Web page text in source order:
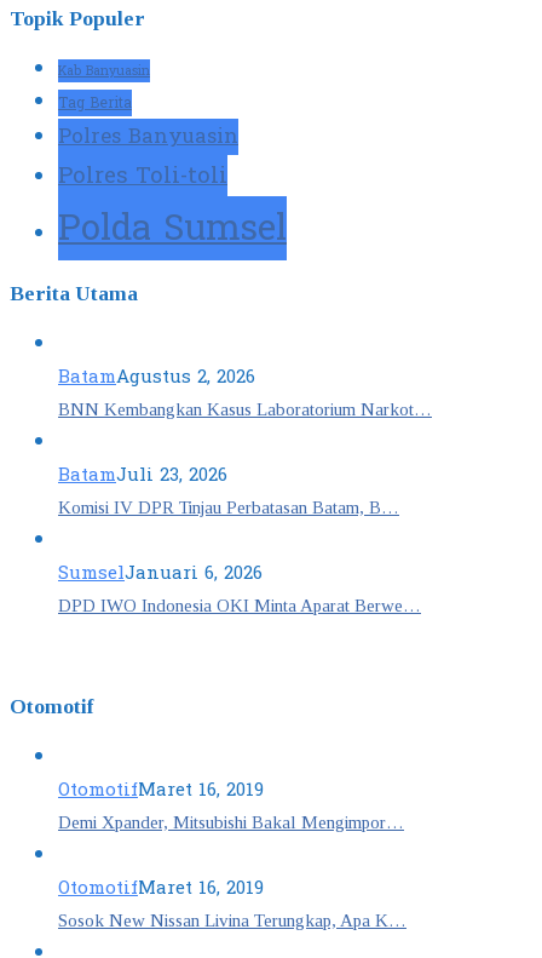
Topik Populer
Kab Banyuasin
Tag Berita
Polres Banyuasin
Polres Toli-toli
Polda Sumsel
Berita Utama
BatamAgustus 2, 2026
BNN Kembangkan Kasus Laboratorium Narkot…
BatamJuli 23, 2026
Komisi IV DPR Tinjau Perbatasan Batam, B…
SumselJanuari 6, 2026
DPD IWO Indonesia OKI Minta Aparat Berwe…
Otomotif
OtomotifMaret 16, 2019
Demi Xpander, Mitsubishi Bakal Mengimpor…
OtomotifMaret 16, 2019
Sosok New Nissan Livina Terungkap, Apa K…